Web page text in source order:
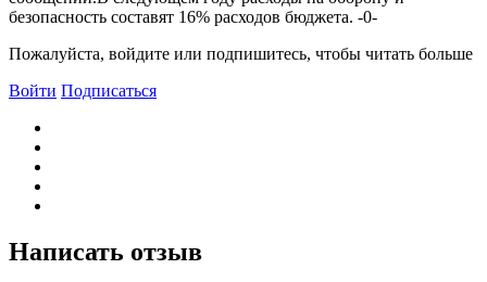
безопасность составят 16% расходов бюджета. -0-
Пожалуйста, войдите или подпишитесь, чтобы читать больше
Войти Подписаться
Написать отзыв